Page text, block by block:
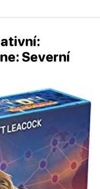
Severní